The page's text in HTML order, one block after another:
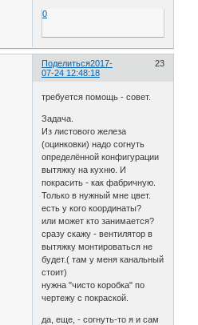
0
Поделиться 23
2017-
07-24 12:48:18
требуется помощь - совет.
Задача.
Из листового железа
(оцинковки) надо согнуть
определённой конфигурации
вытяжку на кухню. И
покрасить - как фабричную.
Только в нужный мне цвет.
есть у кого координаты?
или может кто занимается?
сразу скажу - вентилятор в
вытяжку монтироваться не
будет.( там у меня канальный
стоит)
нужна "чисто коробка" по
чертежу с покраской.
да, еще, - согнуть-то я и сам